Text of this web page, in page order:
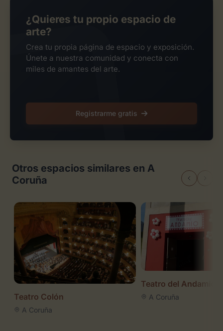
¿Quieres tu propio espacio de
arte?
Crea tu propia página de espacio y exposición.
Únete a nuestra comunidad y conecta con
miles de amantes del arte.
Registrarme gratis
Otros espacios similares en A
Coruña
Teatro Colón
A Coruña
Teatro del Andamio
A Coruña